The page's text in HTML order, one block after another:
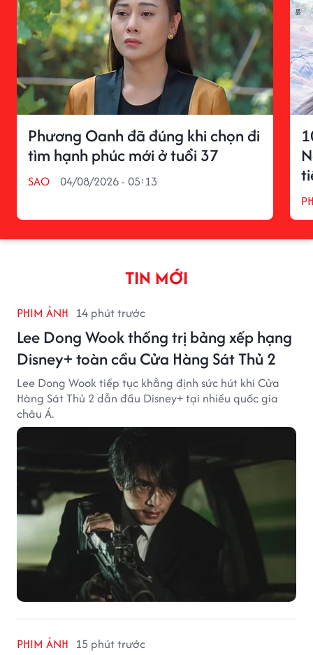
Phương Oanh đã đúng khi chọn đi
tìm hạnh phúc mới ở tuổi 37
SAO 04/08/2026 - 05:13
TIN MỚI
PHIM ẢNH 14 phút trước
Lee Dong Wook thống trị bảng xếp hạng
Disney+ toàn cầu Cửa Hàng Sát Thủ 2
Lee Dong Wook tiếp tục khẳng định sức hút khi Cửa
Hàng Sát Thủ 2 dẫn đầu Disney+ tại nhiều quốc gia
châu Á.
PHIM ẢNH 15 phút trước